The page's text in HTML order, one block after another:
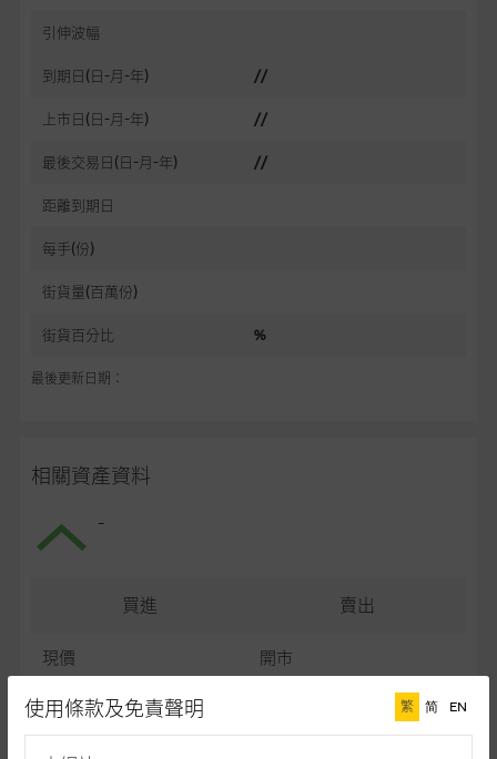
引伸波幅
到期日(日-月-年) //
上市日(日-月-年) //
最後交易日(日-月-年) //
距離到期日
每手(份)
街貨量(百萬份)
街貨百分比 %
最後更新日期：
相關資產資料
-
買進 賣出
現價 開市
最高
使用條款及免責聲明 繁 简 EN